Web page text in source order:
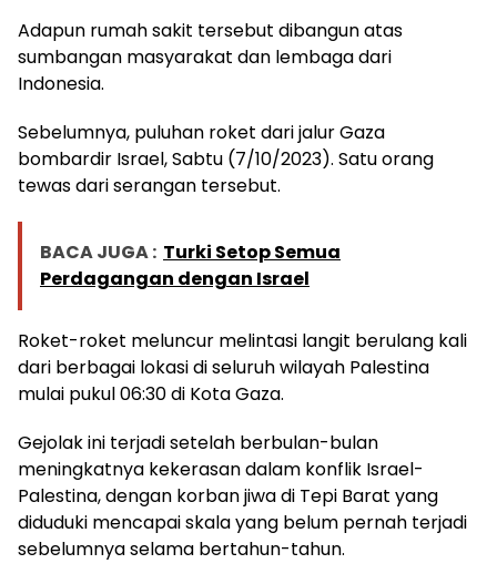
Adapun rumah sakit tersebut dibangun atas
sumbangan masyarakat dan lembaga dari
Indonesia.
Sebelumnya, puluhan roket dari jalur Gaza
bombardir Israel, Sabtu (7/10/2023). Satu orang
tewas dari serangan tersebut.
BACA JUGA : Turki Setop Semua
Perdagangan dengan Israel
Roket-roket meluncur melintasi langit berulang kali
dari berbagai lokasi di seluruh wilayah Palestina
mulai pukul 06:30 di Kota Gaza.
Gejolak ini terjadi setelah berbulan-bulan
meningkatnya kekerasan dalam konflik Israel-
Palestina, dengan korban jiwa di Tepi Barat yang
diduduki mencapai skala yang belum pernah terjadi
sebelumnya selama bertahun-tahun.